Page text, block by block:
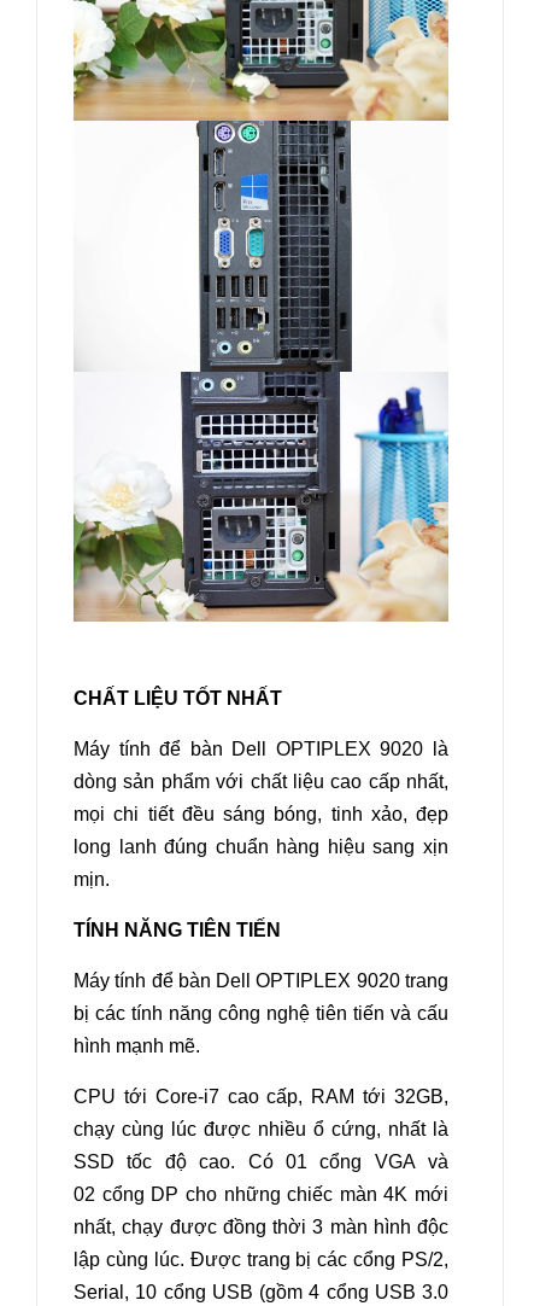
CHẤT LIỆU TỐT NHẤT
Máy tính để bàn Dell OPTIPLEX 9020 là
dòng sản phẩm với chất liệu cao cấp nhất,
mọi chi tiết đều sáng bóng, tinh xảo, đẹp
long lanh đúng chuẩn hàng hiệu sang xịn
mịn.
TÍNH NĂNG TIÊN TIẾN
Máy tính để bàn Dell OPTIPLEX 9020trang
bị các tính năng công nghệ tiên tiến và cấu
hình mạnh mẽ.
CPU tới Core-i7 cao cấp, RAM tới 32GB,
chạy cùng lúc được nhiều ổ cứng, nhất là
SSD tốc độ cao. Có 01 cổng VGA và
02 cổng DP cho những chiếc màn 4K mới
nhất, chạy được đồng thời 3 màn hình độc
lập cùng lúc. Được trang bị các cổng PS/2,
Serial, 10 cổng USB (gồm 4 cổng USB 3.0